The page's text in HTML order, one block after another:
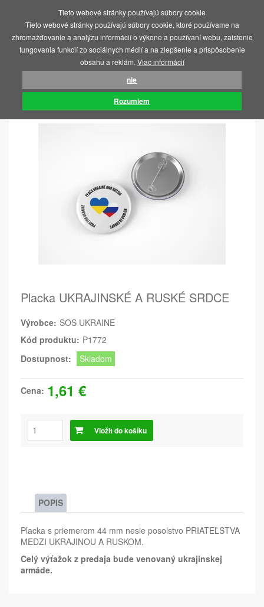
ÚVOD SOS UKRAJINA PLACKY
Placka UKRAJINSKÉ A RUSKÉ SRDCE
Výrobce: SOS UKRAINE
Kód produktu: P1772
Dostupnost:
Skladom
Cena: 1,61 €
Vložit do košíku
POPIS
Placka s priemerom 44 mm nesie posolstvo PRIATEĽSTVA
MEDZI UKRAJINOU A RUSKOM.
Celý výťažok z predaja bude venovaný ukrajinskej
armáde.
Tieto webové stránky používajú súbory cookie
Tieto webové stránky používajú súbory cookie, ktoré používame na
zhromažďovanie a analýzu informácií o výkone a používaní webu, zaistenie
fungovania funkcií zo sociálnych médií a na zlepšenie a prispôsobenie
obsahu a reklám. Viac informácií
nie
Rozumiem